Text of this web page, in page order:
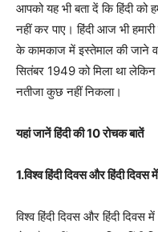
आपको यह भी बता दें कि हिंदी को
नहीं कर पाए। हिंदी आज भी हमारी
के कामकाज में इस्तेमाल की जाने
सितंबर 1949 को मिला था लेकिन
नतीजा कुछ नहीं निकला।
यहां जानें हिंदी की 10 रोचक बातें
1.विश्व हिंदी दिवस और हिंदी
विश्व हिंदी दिवस और हिंदी